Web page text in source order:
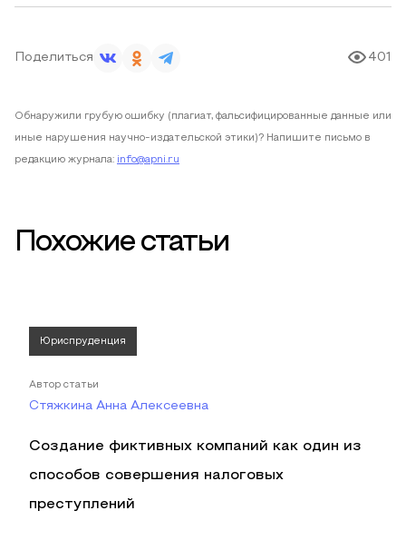
Поделиться 401
Обнаружили грубую ошибку (плагиат, фальсифицированные данные или
иные нарушения научно-издательской этики)? Напишите письмо в
редакцию журнала: info@apni.ru
Похожие статьи
Юриспруденция
Автор статьи
Стяжкина Анна Алексеевна
Создание фиктивных компаний как один из
способов совершения налоговых
преступлений